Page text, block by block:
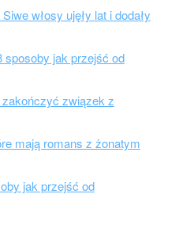
włosy ujęły lat i dodały
sposoby jak przejść od
zakończyć związek z
mają romans z żonatym
jak przejść od